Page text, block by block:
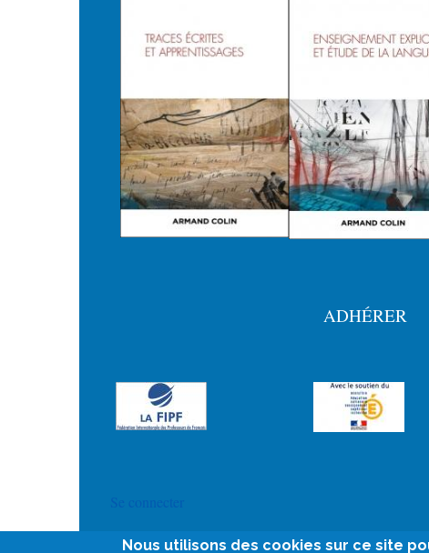
page
ADHÉRER
Se connecter
Nous utilisons des cookies sur ce site